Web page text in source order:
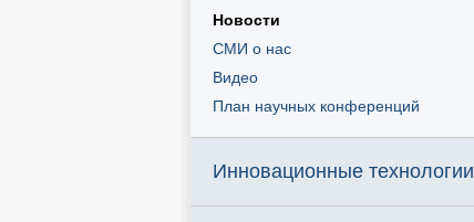
Новости
СМИ о нас
Видео
План научных конференций
Инновационные технологии